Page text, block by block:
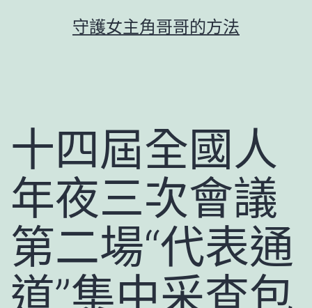
守護女主角哥哥的方法
十四屆全國人
年夜三次會議
第二場“代表通
道”集中采查包